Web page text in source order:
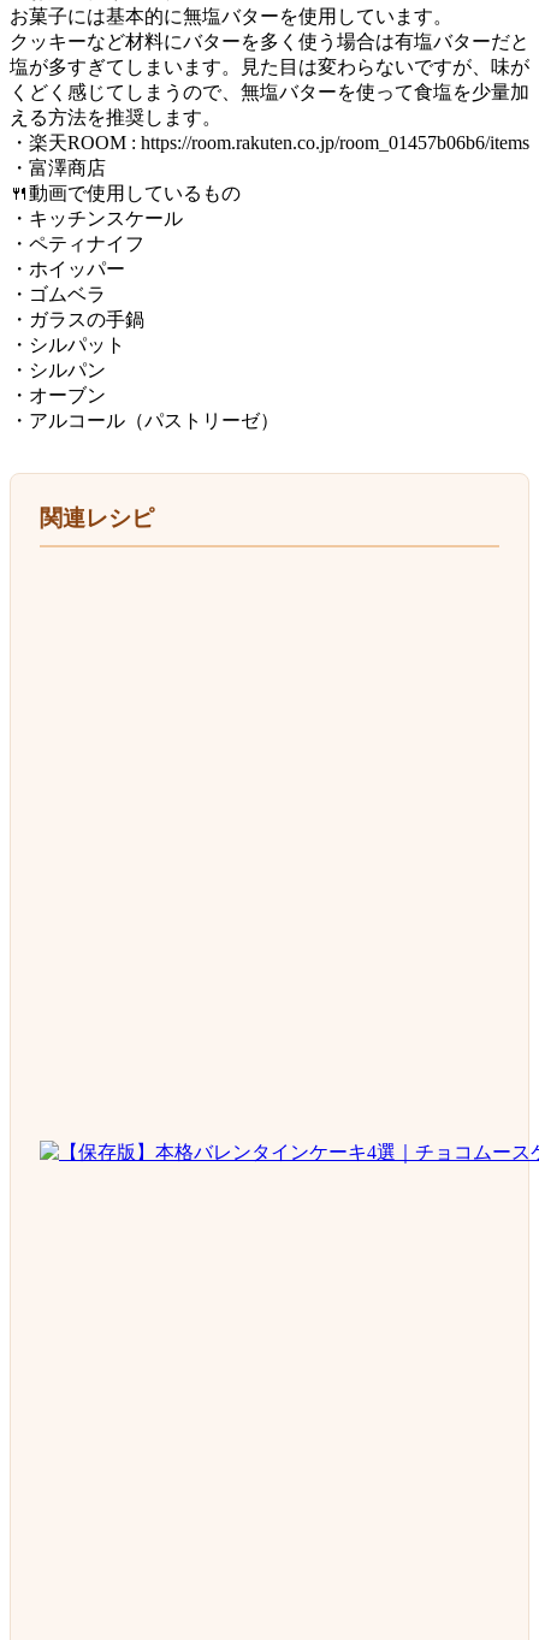
お菓子には基本的に無塩バターを使用しています。
クッキーなど材料にバターを多く使う場合は有塩バターだと
塩が多すぎてしまいます。見た目は変わらないですが、味が
くどく感じてしまうので、無塩バターを使って食塩を少量加
える方法を推奨します。
・楽天ROOM : https://room.rakuten.co.jp/room_01457b06b6/items
・富澤商店
🍴動画で使用しているもの
・キッチンスケール
・ペティナイフ
・ホイッパー
・ゴムベラ
・ガラスの手鍋
・シルパット
・シルパン
・オーブン
・アルコール（パストリーゼ）
関連レシピ